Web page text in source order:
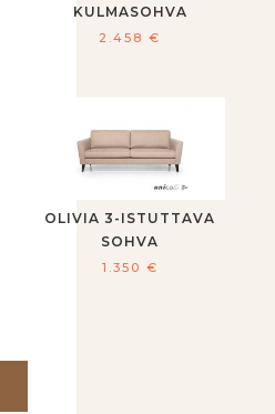
KULMASOHVA
2.458€
OLIVIA 3-ISTUTTAVA
SOHVA
1.350 €